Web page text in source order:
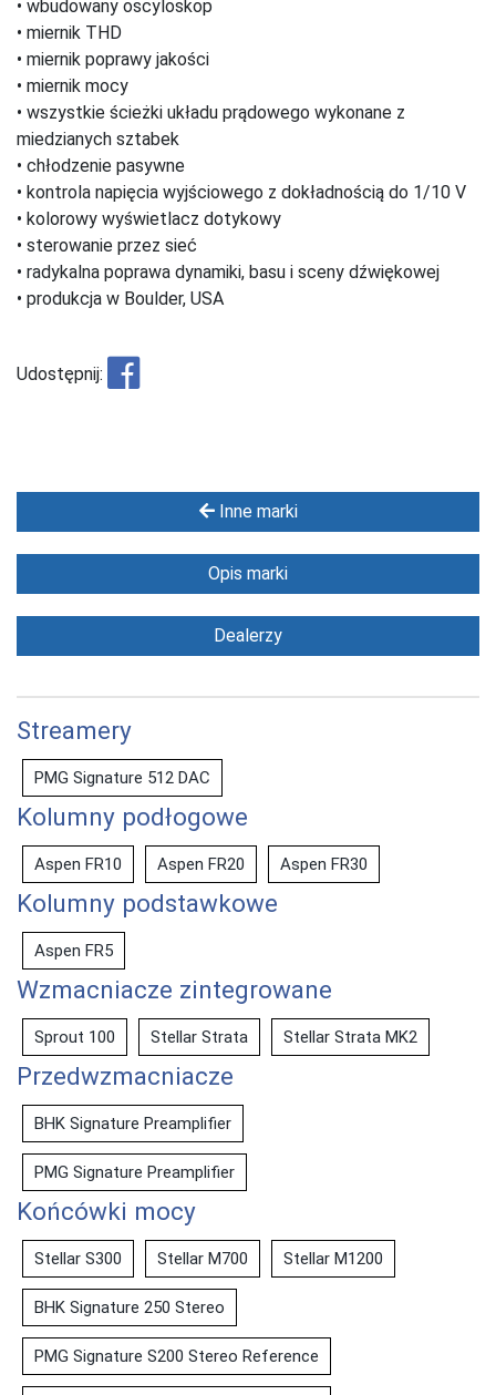
Inne marki
Opis marki
Dealerzy
Streamery
PMG Signature 512 DAC
Kolumny podłogowe
Aspen FR10 Aspen FR20 Aspen FR30
Kolumny podstawkowe
Aspen FR5
Wzmacniacze zintegrowane
Sprout 100 Stellar Strata Stellar Strata MK2
Przedwzmacniacze
BHK Signature Preamplifier
PMG Signature Preamplifier
Końcówki mocy
Stellar S300 Stellar M700 Stellar M1200
BHK Signature 250 Stereo
PMG Signature S200 Stereo Reference
• wbudowany oscyloskop
• miernik THD
• miernik poprawy jakości
• miernik mocy
• wszystkie ścieżki układu prądowego wykonane z
miedzianych sztabek
• chłodzenie pasywne
• kontrola napięcia wyjściowego z dokładnością do 1/10 V
• kolorowy wyświetlacz dotykowy
• sterowanie przez sieć
• radykalna poprawa dynamiki, basu i sceny dźwiękowej
• produkcja w Boulder, USA
Udostępnij: